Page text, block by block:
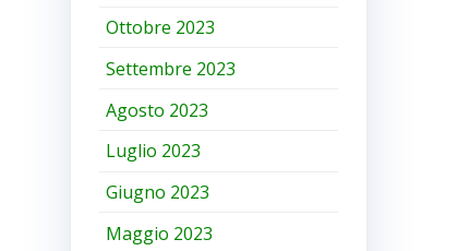
Ottobre 2023
Settembre 2023
Agosto 2023
Luglio 2023
Giugno 2023
Maggio 2023